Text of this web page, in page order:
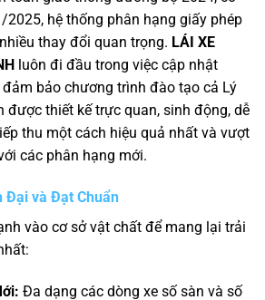
hệ thống phân hạng giấy phép
thay đổi quan trọng. LÁI XE
luôn đi đầu trong việc cập nhật
bảo chương trình đào tạo cả Lý
được thiết kế trực quan, sinh động, dễ
thu một cách hiệu quả nhất và vượt
các phân hạng mới.
Đại và Đạt Chuẩn
vào cơ sở vật chất để mang lại trải
Đa dạng các dòng xe số sàn và số